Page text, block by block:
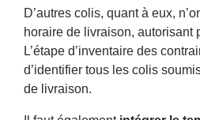
D’autres colis, quant à eux,
horaire de livraison, autorisant
L’étape d’inventaire des
d’identifier tous les colis
de livraison.